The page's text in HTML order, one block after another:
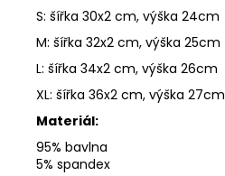
S: šířka 30x2 cm, výška 24cm
M: šířka 32x2 cm, výška 25cm
L: šířka 34x2 cm, výška 26cm
XL: šířka 36x2 cm, výška 27cm
Materiál:
95% bavlna
5% spandex